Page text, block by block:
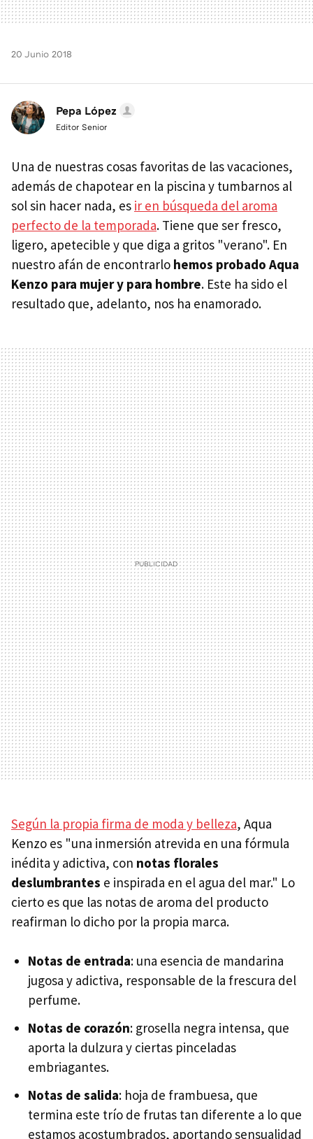
20 Junio 2018
Pepa López
Editor Senior
Una de nuestras cosas favoritas de las vacaciones,
además de chapotear en la piscina y tumbarnos al
sol sin hacer nada, es ir en búsqueda del aroma
perfecto de la temporada. Tiene que ser fresco,
ligero, apetecible y que diga a gritos "verano". En
nuestro afán de encontrarlo hemos probado Aqua
Kenzo para mujer y para hombre. Este ha sido el
resultado que, adelanto, nos ha enamorado.
Según la propia firma de moda y belleza, Aqua
Kenzo es "una inmersión atrevida en una fórmula
inédita y adictiva, con notas florales
deslumbrantes e inspirada en el agua del mar." Lo
cierto es que las notas de aroma del producto
reafirman lo dicho por la propia marca.
Notas de entrada: una esencia de mandarina
jugosa y adictiva, responsable de la frescura del
perfume.
Notas de corazón: grosella negra intensa, que
aporta la dulzura y ciertas pinceladas
embriagantes.
Notas de salida: hoja de frambuesa, que
termina este trío de frutas tan diferente a lo que
estamos acostumbrados, aportando sensualidad